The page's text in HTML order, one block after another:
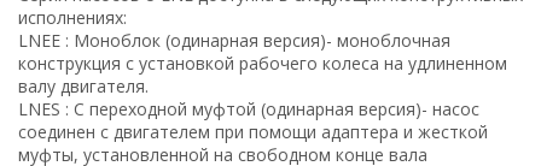
Водонагреватели для стадионов и спортзалов
Промышленный водонагреватель для цеха
Промышленные водонагреватели для
многоквартирных домов
исполнениях:
LNEE : Моноблок (одинарная версия)- моноблочная
конструкция с установкой рабочего колеса на удлиненном
валу двигателя.
LNES : С переходной муфтой (одинарная версия)- насос
соединен с двигателем при помощи адаптера и жесткой
муфты, установленной на свободном конце вала